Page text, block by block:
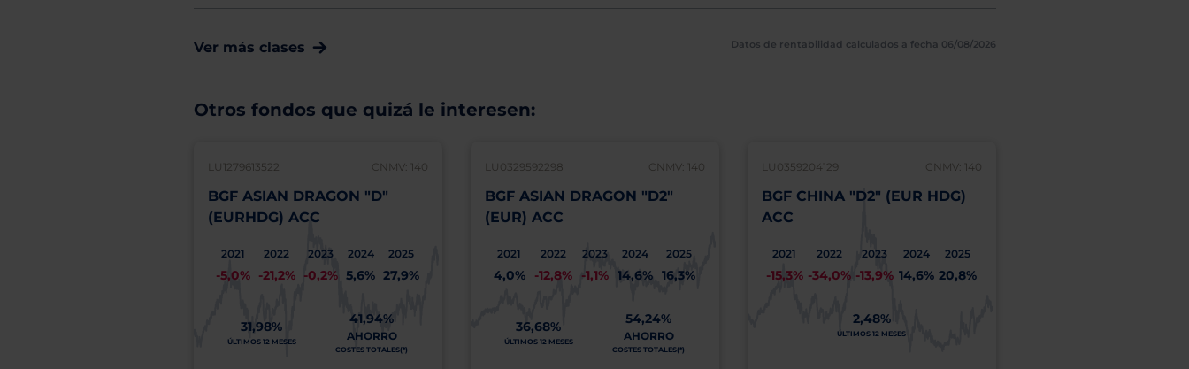
Ver más clases Datos de rentabilidad calculados a fecha 06/08/2026
Otros fondos que quizá le interesen:
LU1279613522 CNMV: 140
BGF ASIAN DRAGON "D"
(EURHDG) ACC
2021
-5,0%
2022
-21,2%
2023
-0,2%
2024
5,6%
2025
27,9%
31,98%
ÚLTIMOS 12 MESES
41,94%
AHORRO
COSTES TOTALES(*)
LU0329592298 CNMV: 140
BGF ASIAN DRAGON "D2"
(EUR) ACC
2021
4,0%
2022
-12,8%
2023
-1,1%
2024
14,6%
2025
16,3%
36,68%
ÚLTIMOS 12 MESES
54,24%
AHORRO
COSTES TOTALES(*)
LU0359204129 CNMV: 140
BGF CHINA "D2" (EUR HDG)
ACC
2021
-15,3%
2022
-34,0%
2023
-13,9%
2024
14,6%
2025
20,8%
2,48%
ÚLTIMOS 12 MESES